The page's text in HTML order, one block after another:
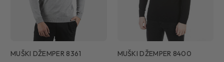
MUŠKI DŽEMPER 8361 MUŠKI DŽEMPER 8400